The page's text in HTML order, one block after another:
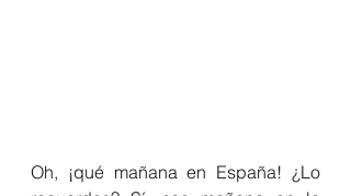
Oh, ¡qué mañana en España! ¿Lo